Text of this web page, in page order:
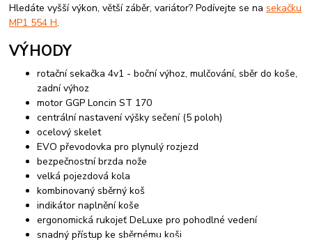
Hledáte vyšší výkon, větší záběr, variátor? Podívejte se nasekačku
MP1 554 H.
VÝHODY
rotační sekačka 4v1 - boční výhoz, mulčování, sběr do koše,
zadní výhoz
motor GGP Loncin ST 170
centrální nastavení výšky sečení (5 poloh)
ocelový skelet
EVO převodovka pro plynulý rozjezd
bezpečnostní brzda nože
velká pojezdová kola
kombinovaný sběrný koš
indikátor naplnění koše
ergonomická rukojeť DeLuxe pro pohodlné vedení
snadný přístup ke sběrnému koši